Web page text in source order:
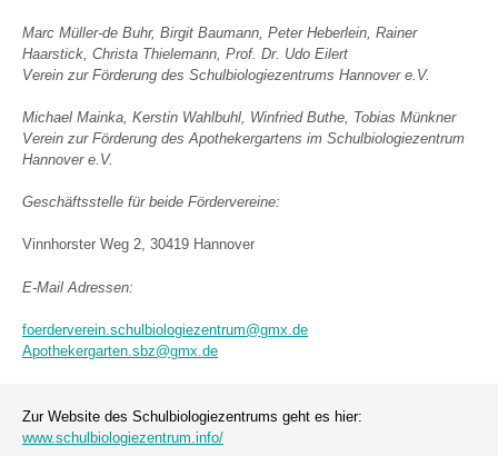
Marc Müller-de Buhr, Birgit Baumann, Peter Heberlein, Rainer
Haarstick, Christa Thielemann, Prof. Dr. Udo Eilert
Verein zur Förderung des Schulbiologiezentrums Hannover e.V.
Michael Mainka, Kerstin Wahlbuhl, Winfried Buthe, Tobias Münkner
Verein zur Förderung des Apothekergartens im Schulbiologiezentrum
Hannover e.V.
Geschäftsstelle für beide Fördervereine:
Vinnhorster Weg 2, 30419 Hannover
E-Mail Adressen:
foerderverein.schulbiologiezentrum@gmx.de
Apothekergarten.sbz@gmx.de
Zur Website des Schulbiologiezentrums geht es hier:
www.schulbiologiezentrum.info/